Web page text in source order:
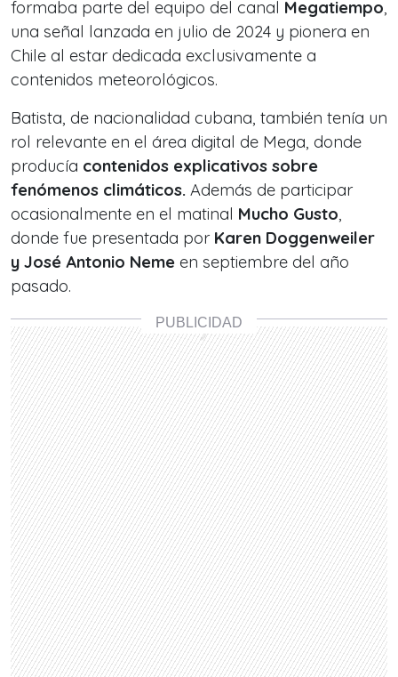
formaba parte del equipo del canal Megatiempo,
una señal lanzada en julio de 2024 y pionera en
Chile al estar dedicada exclusivamente a
contenidos meteorológicos.
Batista, de nacionalidad cubana, también tenía un
rol relevante en el área digital de Mega, donde
producía contenidos explicativos sobre
fenómenos climáticos. Además de participar
ocasionalmente en el matinal Mucho Gusto,
donde fue presentada por Karen Doggenweiler
y José Antonio Neme en septiembre del año
pasado.